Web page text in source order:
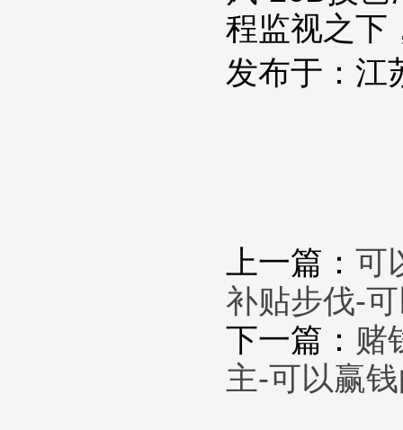
程监视之下
发布于：江
上一篇： 可
补贴步伐-
下一篇： 赌
主-可以赢